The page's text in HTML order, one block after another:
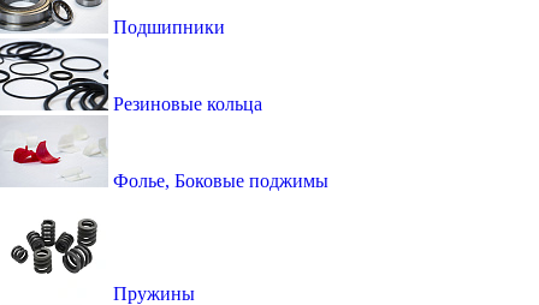
Подшипники
Резиновые кольца
Фолье, Боковые поджимы
Пружины